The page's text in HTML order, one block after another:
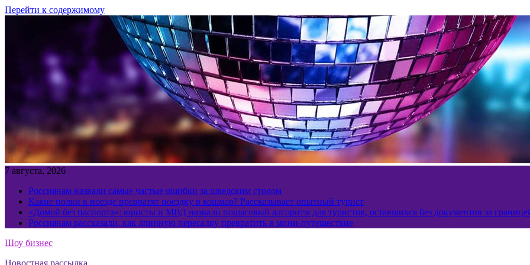
Перейти к содержимому
7 августа, 2026
Россиянам назвали самые частые ошибки за шведским столом
Какие полки в поезде превратят поездку в кошмар? Рассказывает опытный турист
«Домой без паспорта»: юристы и МВД назвали пошаговый алгоритм для туристов, оставшихся без документов за
Россиянам рассказали, как длинную пересадку превратить в мини-путешествие
Шоу бизнес
Новостная рассылка